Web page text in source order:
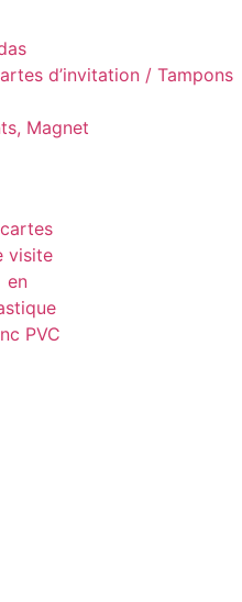
d’invitation / Tampons
Magnet